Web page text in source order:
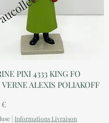
Aperçu rapide
PIXI 4333 KING FO
VERNE ALEXIS POLIAKOFF
| Informations Livraison